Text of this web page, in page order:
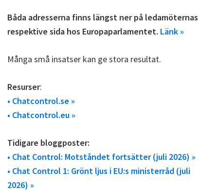
Båda adresserna finns längst ner på ledamöternas
respektive sida hos Europaparlamentet. Länk »
Många små insatser kan ge stora resultat.
Resurser:
• Chatcontrol.se »
• Chatcontrol.eu »
Tidigare bloggposter:
• Chat Control: Motståndet fortsätter (juli 2026) »
• Chat Control 1: Grönt ljus i EU:s ministerråd (juli
2026) »